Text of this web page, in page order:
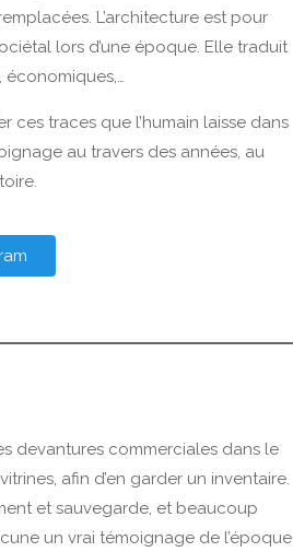
L’architecture est pour
lors d’une époque. Elle traduit
ces traces que l’humain laisse dans
au travers des années, au
devantures commerciales dans le
afin d’en garder un inventaire.
et sauvegarde, et beaucoup
un vrai témoignage de l’époque